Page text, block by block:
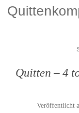
Quitten – 4
Veröffentlicht